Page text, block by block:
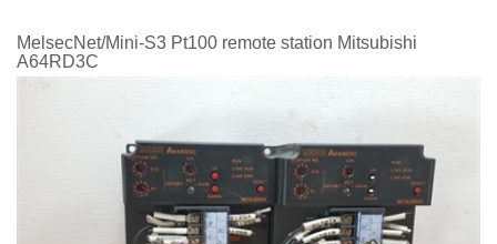
MelsecNet/Mini-S3 Pt100 remote station Mitsubishi
A64RD3C